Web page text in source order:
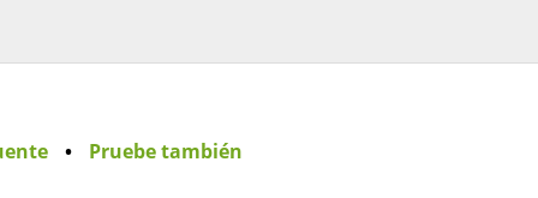
• Pruebe también